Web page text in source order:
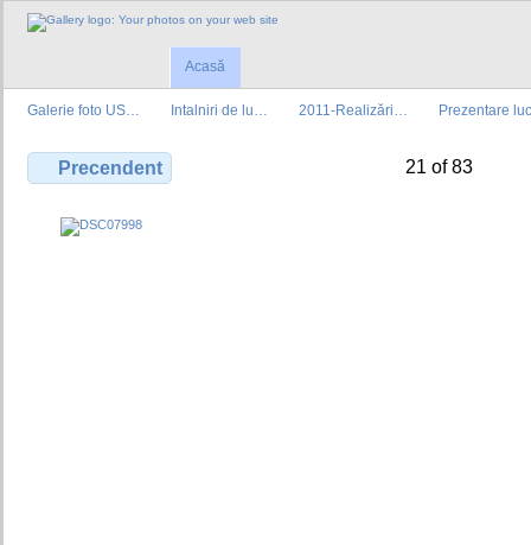
Acasă
Galerie foto US… Intalniri de lu… 2011-Realizări… Prezentare
Precendent 21 of 83